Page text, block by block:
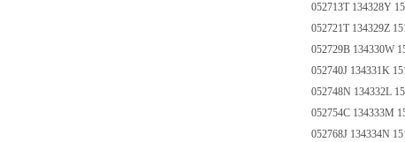
052713T 134328Y
052721T 134329Z
052729B 134330W
052740J 134331K
052748N 134332L
052754C 134333M
052768J 134334N